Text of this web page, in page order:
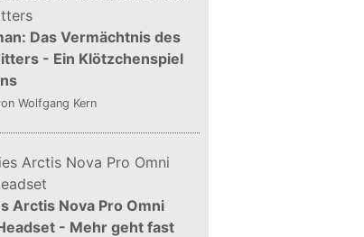
Das Vermächtnis des
- Ein Klötzchenspiel
Wolfgang Kern
Arctis Nova Pro Omni
- Mehr geht fast